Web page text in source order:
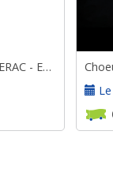
FESTIVAL DÉODAT DE SÉVERAC - ESTIVALES 2026